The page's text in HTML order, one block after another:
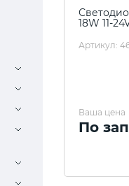
18W 11-
Артикул:
Ваша цена
По